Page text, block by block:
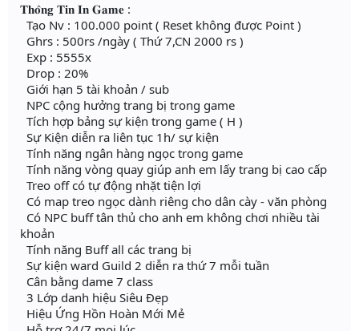
𝐓𝐡𝐨̂𝐧𝐠 𝐓𝐢𝐧 𝐈𝐧 𝐆𝐚𝐦𝐞 :
Tạo Nv : 100.000 point ( Reset không được Point )
Ghrs : 500rs /ngày ( Thứ 7,CN 2000 rs )
Exp : 5555x
Drop : 20%
Giới hạn 5 tài khoản / sub
NPC cộng hưởng trang bị trong game
Tích hợp bảng sự kiện trong game ( H )
Sự Kiện diễn ra liên tục 1h/ sự kiện
Tính năng ngân hàng ngọc trong game
Tính năng vòng quay giúp anh em lấy trang bị cao cấp
Treo off có tự động nhặt tiện lợi
Có map treo ngọc dành riêng cho dân cày - văn phòng
Có NPC buff tân thủ cho anh em không chơi nhiều tài
khoản
Tính năng Buff all các trang bị
Sự kiện ward Guild 2 diễn ra thứ 7 mỗi tuần
Cân bằng dame 7 class
3 Lớp danh hiệu Siêu Đẹp
Hiệu Ứng Hồn Hoàn Mới Mẻ